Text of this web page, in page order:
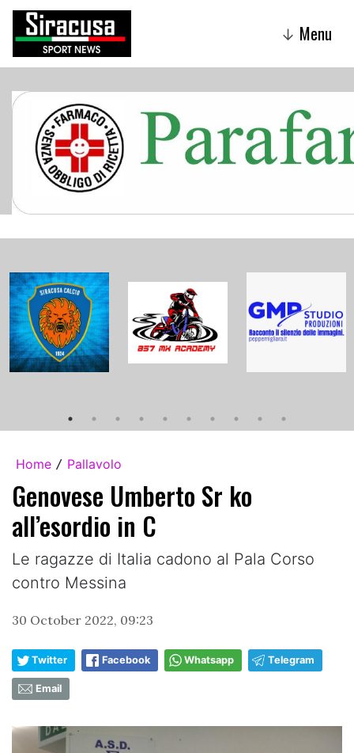
↓ Menu
Home / Pallavolo
Genovese Umberto Sr ko
all’esordio in C
Le ragazze di Italia cadono al Pala Corso
contro Messina
30 October 2022, 09:23
Twitter Facebook Whatsapp Telegram
Email